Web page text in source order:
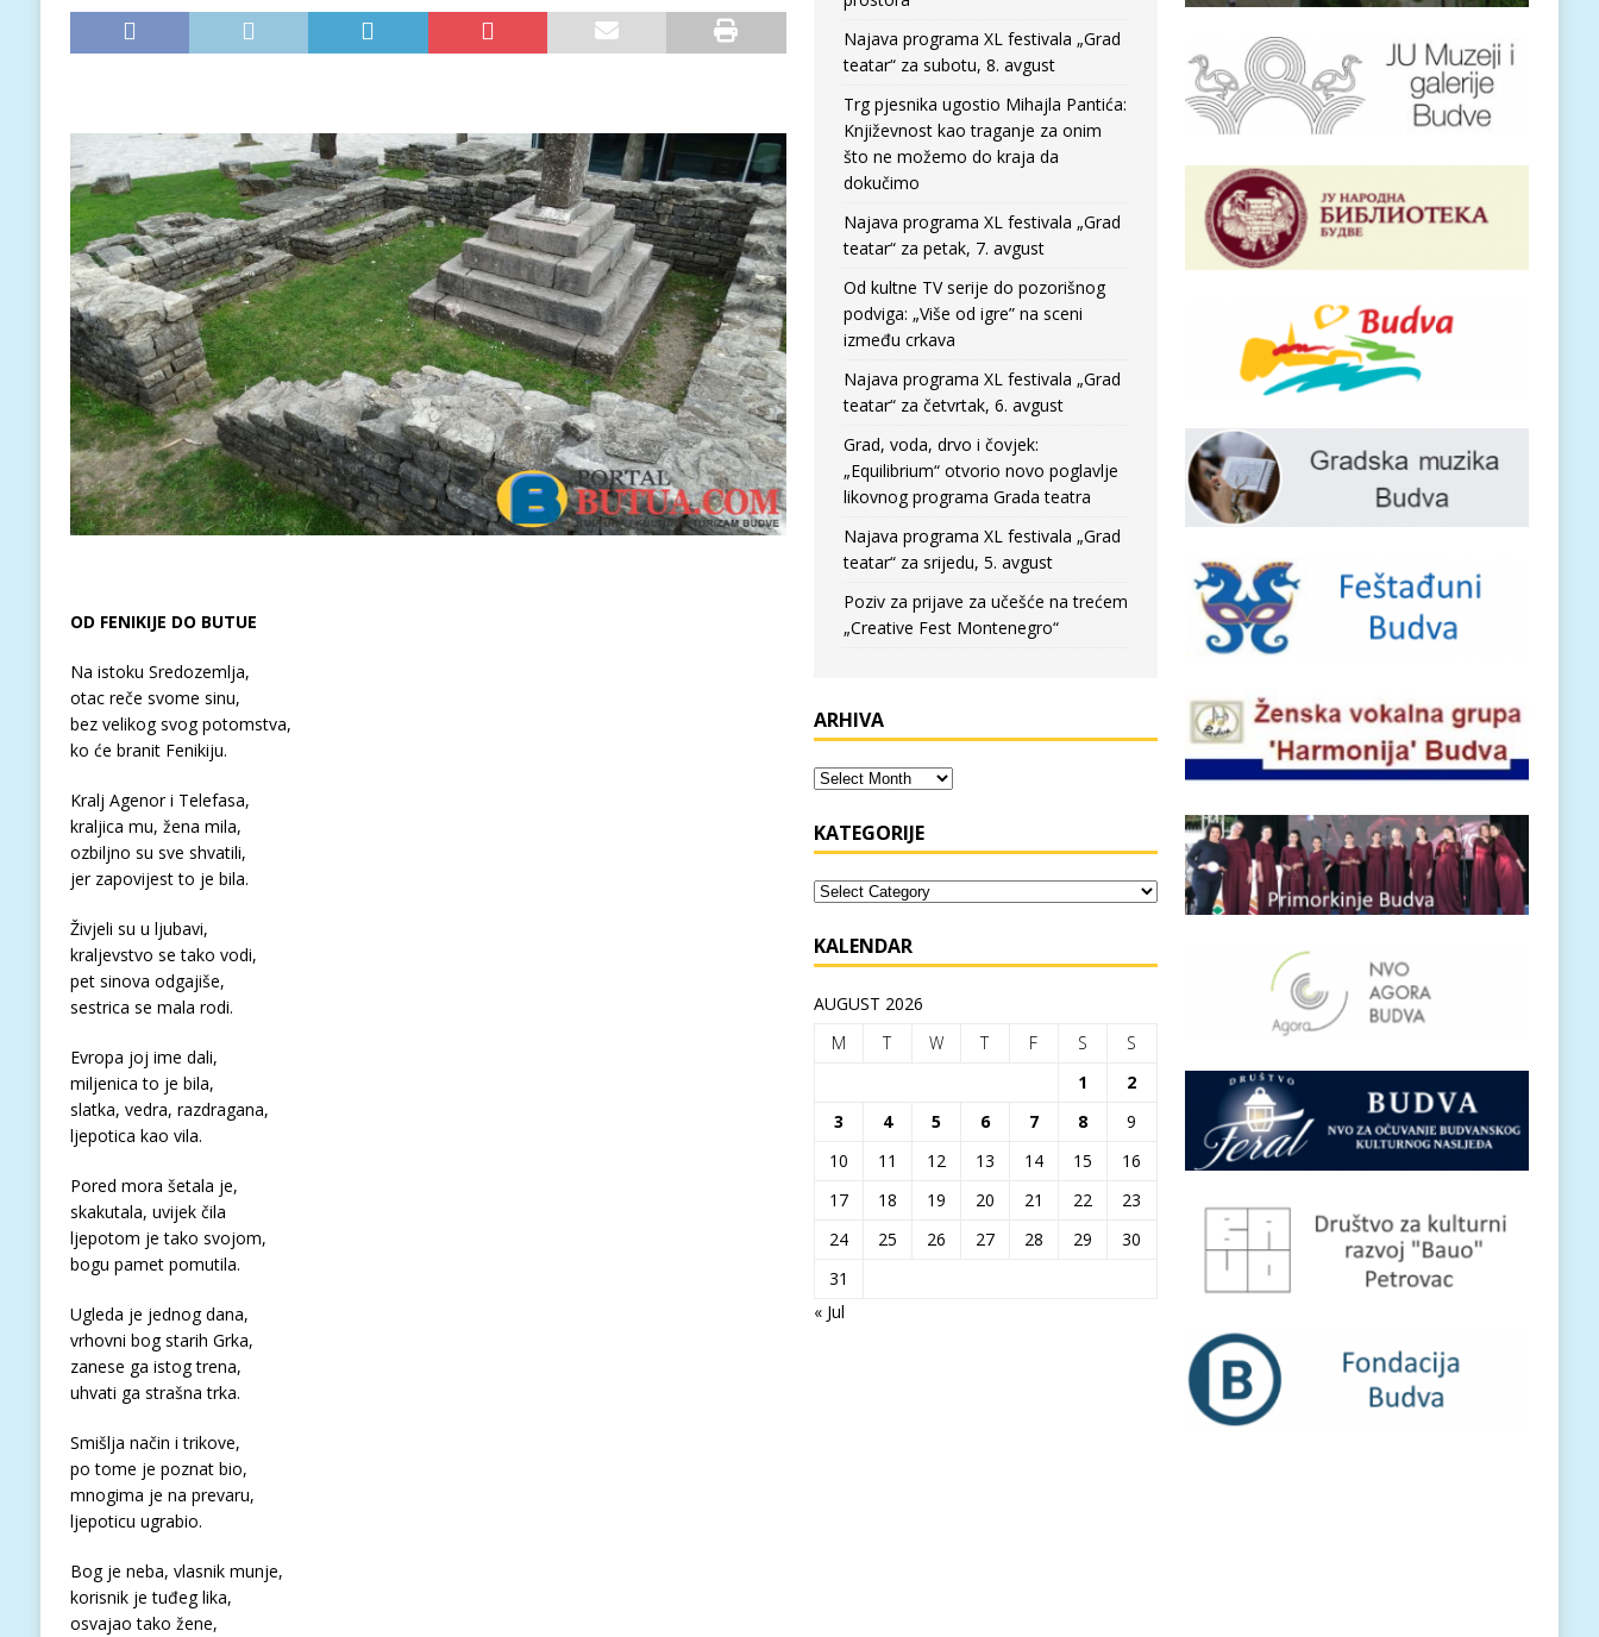
OD FENIKIJE DO BUTUE
Na istoku Sredozemlja,
otac reče svome sinu,
bez velikog svog potomstva,
ko će branit Fenikiju.
Kralj Agenor i Telefasa,
kraljica mu, žena mila,
ozbiljno su sve shvatili,
jer zapovijest to je bila.
Živjeli su u ljubavi,
kraljevstvo se tako vodi,
pet sinova odgajiše,
sestrica se mala rodi.
Evropa joj ime dali,
miljenica to je bila,
slatka, vedra, razdragana,
ljepotica kao vila.
Pored mora šetala je,
skakutala, uvijek čila
ljepotom je tako svojom,
bogu pamet pomutila.
Ugleda je jednog dana,
vrhovni bog starih Grka,
zanese ga istog trena,
uhvati ga strašna trka.
Smišlja način i trikove,
po tome je poznat bio,
mnogima je na prevaru,
ljepoticu ugrabio.
Bog je neba, vlasnik munje,
korisnik je tuđeg lika,
osvajao tako žene,
Najava programa XL festivala „Grad
teatar“ za subotu, 8. avgust
Trg pjesnika ugostio Mihajla Pantića:
Književnost kao traganje za onim
što ne možemo do kraja da
dokučimo
Najava programa XL festivala „Grad
teatar“ za petak, 7. avgust
Od kultne TV serije do pozorišnog
podviga: „Više od igre” na sceni
između crkava
Najava programa XL festivala „Grad
teatar“ za četvrtak, 6. avgust
Grad, voda, drvo i čovjek:
„Equilibrium“ otvorio novo poglavlje
likovnog programa Grada teatra
Najava programa XL festivala „Grad
teatar“ za srijedu, 5. avgust
Poziv za prijave za učešće na trećem
„Creative Fest Montenegro“
ARHIVA
KATEGORIJE
KALENDAR
AUGUST 2026
M
T W T F S
S
1
2
3
4 5 6 7 8
9
10
11 12 13 14 15
16
17
18 19 20 21 22
23
24
25 26 27 28 29
30
31
« Jul